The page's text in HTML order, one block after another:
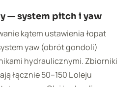
— system pitch i yaw
kątem ustawienia łopat
yaw (obrót gondoli)
hydraulicznymi. Zbiorniki
łącznie 50–150 L oleju